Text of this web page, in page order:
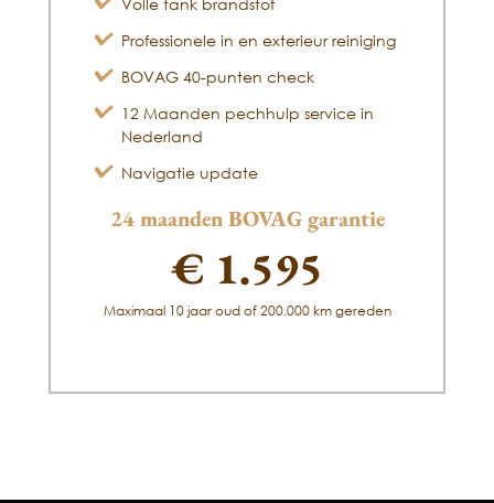
Volle tank brandstof
Professionele in en exterieur reiniging
BOVAG 40-punten check
12 Maanden pechhulp service in
Nederland
Navigatie update
24 maanden BOVAG garantie
€ 1.595
Maximaal 10 jaar oud of 200.000 km gereden